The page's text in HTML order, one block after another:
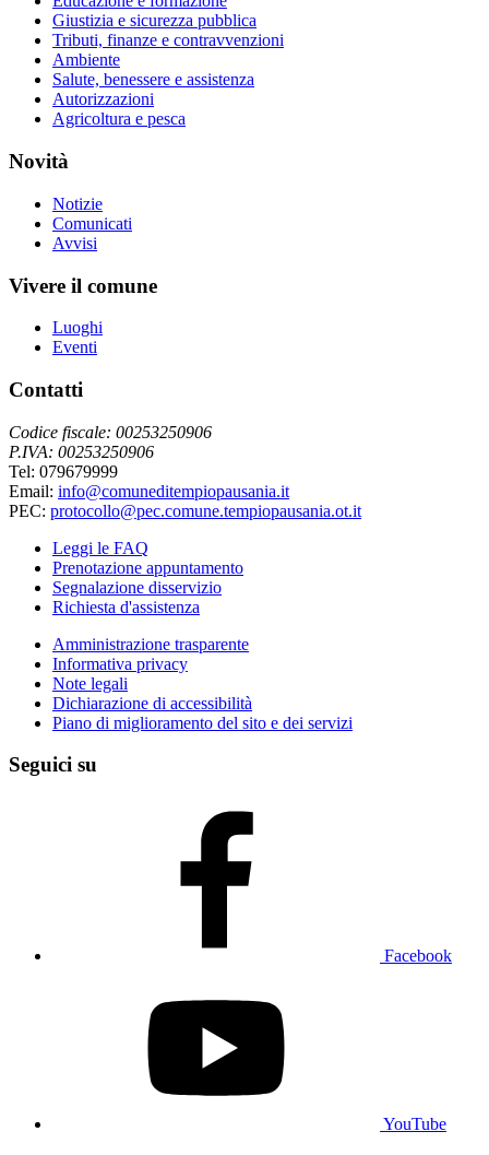
Giustizia e sicurezza pubblica
Tributi, finanze e contravvenzioni
Ambiente
Salute, benessere e assistenza
Autorizzazioni
Agricoltura e pesca
Novità
Notizie
Comunicati
Avvisi
Vivere il comune
Luoghi
Eventi
Contatti
Codice fiscale: 00253250906
P.IVA: 00253250906
Tel: 079679999
Email: info@comuneditempiopausania.it
PEC: protocollo@pec.comune.tempiopausania.ot.it
Leggi le FAQ
Prenotazione appuntamento
Segnalazione disservizio
Richiesta d'assistenza
Amministrazione trasparente
Informativa privacy
Note legali
Dichiarazione di accessibilità
Piano di miglioramento del sito e dei servizi
Seguici su
Facebook
YouTube